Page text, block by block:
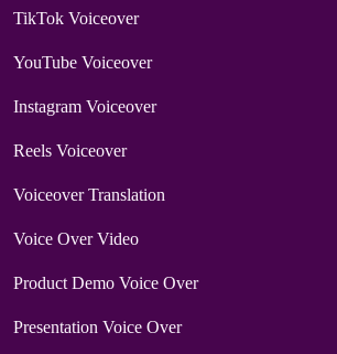
TikTok Voiceover
YouTube Voiceover
Instagram Voiceover
Reels Voiceover
Voiceover Translation
Voice Over Video
Product Demo Voice Over
Presentation Voice Over